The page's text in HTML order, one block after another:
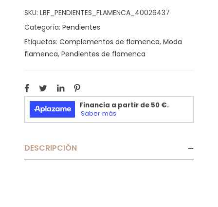
SKU: LBF_PENDIENTES_FLAMENCA_40026437
Categoría: Pendientes
Etiquetas: Complementos de flamenca, Moda
flamenca, Pendientes de flamenca
DESCRIPCIÓN